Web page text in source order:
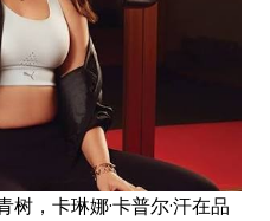
，卡琳娜·卡普尔·汗在品